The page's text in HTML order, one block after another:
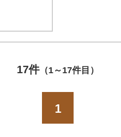
17件（1～17件目）
1